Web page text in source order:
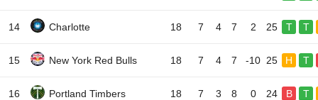
14 Charlotte 18 7 4 7 2 25 T T
15 New York Red Bulls 18 7 4 7 -10 25 H T
16 Portland Timbers 18 7 3 8 0 24 B T